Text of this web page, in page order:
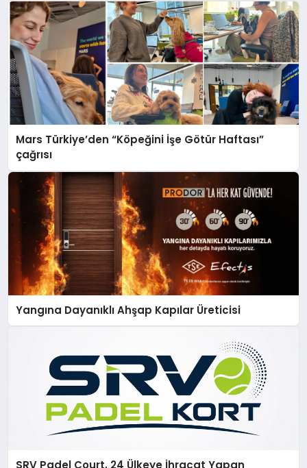
Mars Türkiye’den “Köpeğini İşe Götür Haftası”
çağrısı
Yangına Dayanıklı Ahşap Kapılar Üreticisi
SRV Padel Court, 24 Ülkeye İhracat Yapan